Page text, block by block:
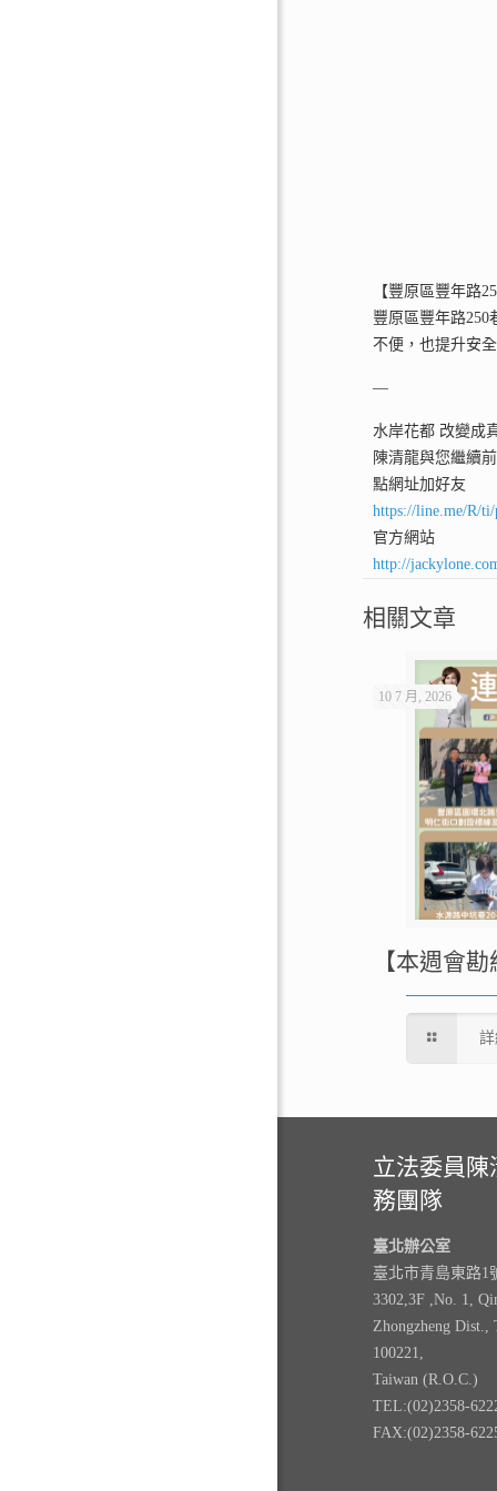
【豐原區豐年路
豐原區豐年路
不便，也提升安
—
水岸花都 改變成
陳清龍與您繼續
點網址加好友
https://line.me/R/
官方網站
http://
相關文章
10 7 月, 2026
【本週會
立法委員
務團隊
臺北辦公室
臺北市青島東路1
3302,3F ,No. 1,
Zhongzheng Dist.,
100221,
Taiwan (R.O.C.)
TEL:(02)2358-
FAX:(02)2358-